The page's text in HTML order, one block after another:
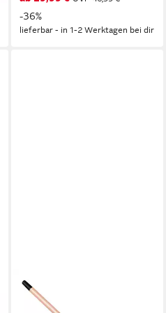
-36%
lieferbar - in 1-2 Werktagen bei dir
SCTTOMON
Lockenstab HT-103 9mm